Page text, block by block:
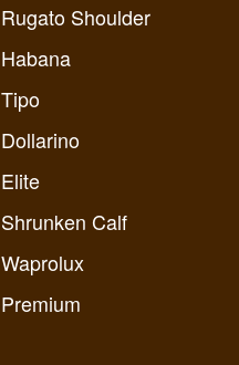
Rugato Shoulder
Habana
Tipo
Dollarino
Elite
Shrunken Calf
Waprolux
Premium